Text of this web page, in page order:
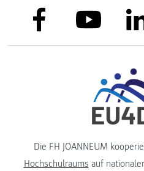
link to facebooklink to
Die FH JOANNEUM
Hochschulraums auf